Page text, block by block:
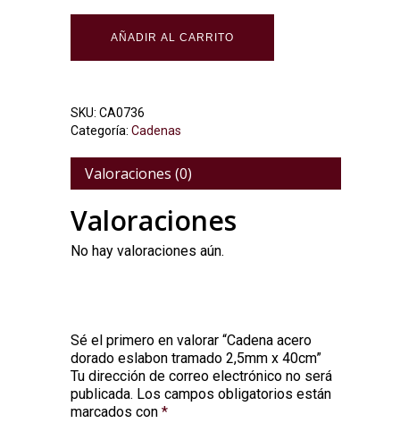
AÑADIR AL CARRITO
SKU: CA0736
Categoría: Cadenas
Valoraciones (0)
Valoraciones
No hay valoraciones aún.
Sé el primero en valorar “Cadena acero
dorado eslabon tramado 2,5mm x 40cm”
Tu dirección de correo electrónico no será
publicada. Los campos obligatorios están
marcados con *
Alternative: